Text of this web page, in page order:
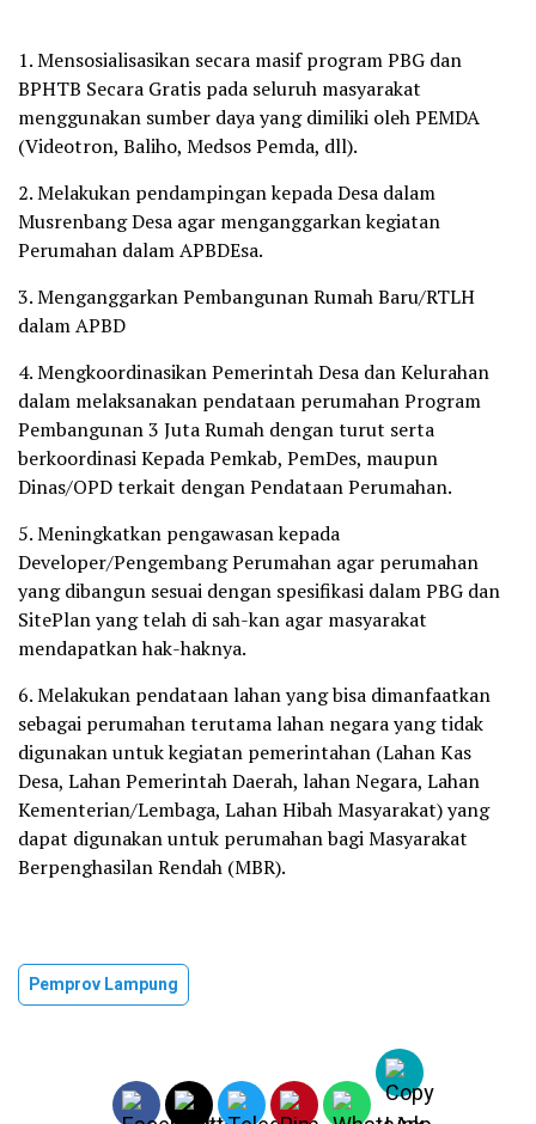
1. Mensosialisasikan secara masif program PBG dan
BPHTB Secara Gratis pada seluruh masyarakat
menggunakan sumber daya yang dimiliki oleh PEMDA
(Videotron, Baliho, Medsos Pemda, dll).
2. Melakukan pendampingan kepada Desa dalam
Musrenbang Desa agar menganggarkan kegiatan
Perumahan dalam APBDEsa.
3. Menganggarkan Pembangunan Rumah Baru/RTLH
dalam APBD
4. Mengkoordinasikan Pemerintah Desa dan Kelurahan
dalam melaksanakan pendataan perumahan Program
Pembangunan 3 Juta Rumah dengan turut serta
berkoordinasi Kepada Pemkab, PemDes, maupun
Dinas/OPD terkait dengan Pendataan Perumahan.
5. Meningkatkan pengawasan kepada
Developer/Pengembang Perumahan agar perumahan
yang dibangun sesuai dengan spesifikasi dalam PBG dan
SitePlan yang telah di sah-kan agar masyarakat
mendapatkan hak-haknya.
6. Melakukan pendataan lahan yang bisa dimanfaatkan
sebagai perumahan terutama lahan negara yang tidak
digunakan untuk kegiatan pemerintahan (Lahan Kas
Desa, Lahan Pemerintah Daerah, lahan Negara, Lahan
Kementerian/Lembaga, Lahan Hibah Masyarakat) yang
dapat digunakan untuk perumahan bagi Masyarakat
Berpenghasilan Rendah (MBR).
Pemprov Lampung